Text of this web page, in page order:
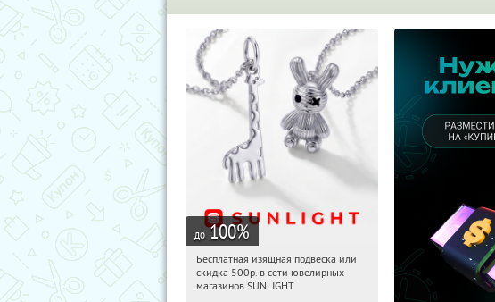
до 100%
14:38:08 Получили:
Россия
Бесплатная изящная подвеска или
скидка 500р. в сети ювелирных
магазинов SUNLIGHT